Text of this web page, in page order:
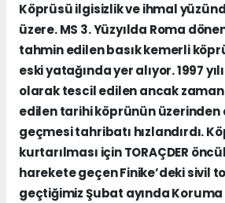
Köprüsü ilgisizlik ve ihmal
üzere. MS 3. Yüzyılda Roma
tahmin edilen basık kemerli
eski yatağında yer alıyor. 1997
olarak tescil edilen ancak
edilen tarihi köprünün üzerinden
geçmesi tahribatı hızlandırdı.
kurtarılması için TORAÇDER
harekete geçen Finike’deki sivil
geçtiğimiz Şubat ayında